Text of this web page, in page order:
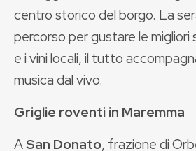
centro storico del borgo. La
percorso per gustare le
e i vini locali, il tutto
musica dal vivo.
Griglie roventi in Maremma
ASan Donato, frazione di